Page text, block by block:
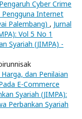
Pengaruh Cyber Crime
Pengguna Internet
Palembang) , Jurnal
Vol 5 No 1
Syariah (JIMPA) -
dan Penilaian
E-Commerce
Syariah (JIMPA):
Perbankan Syariah